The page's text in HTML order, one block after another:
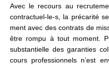
Avec le recours au
contrac­tuel-le-s, la pré­ca­rité
ment avec des contrats de
être rompu à tout moment.
sub­stan­tielle des garan­ties
cours pro­fes­sion­nels n’est